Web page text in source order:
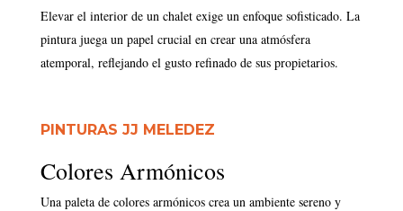
Elevar el interior de un chalet exige un enfoque sofisticado. La
pintura juega un papel crucial en crear una atmósfera
atemporal, reflejando el gusto refinado de sus propietarios.
PINTURAS JJ MELEDEZ
Colores Armónicos
Una paleta de colores armónicos crea un ambiente sereno y